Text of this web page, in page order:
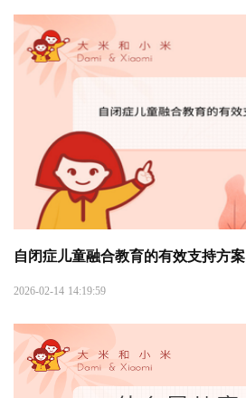
自闭症儿童融合教育的有效支持方案
2026-02-14 14:19:59